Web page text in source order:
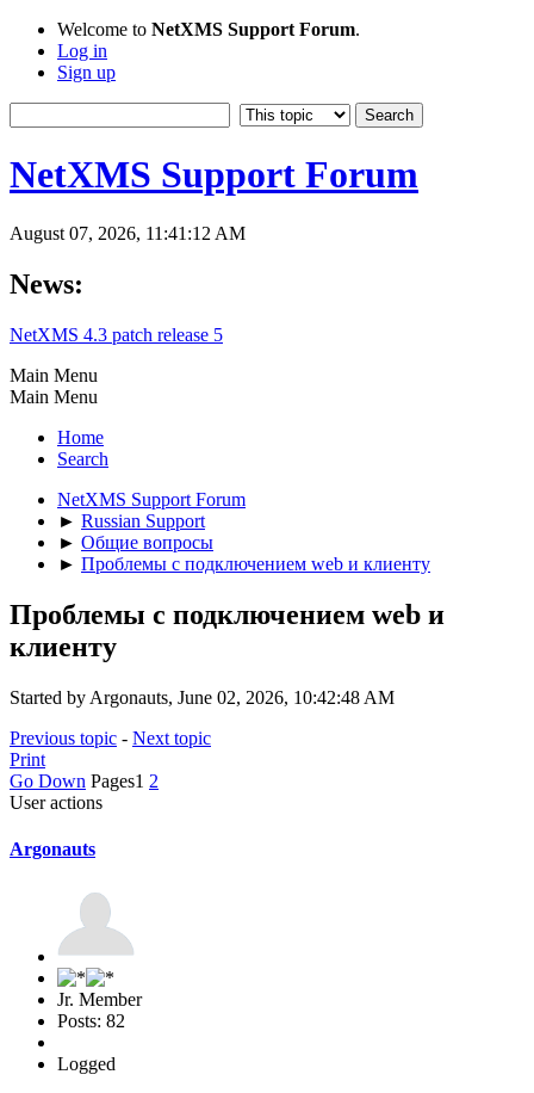
Welcome to NetXMS Support Forum.
Log in
Sign up
NetXMS Support Forum
August 07, 2026, 11:41:12 AM
News:
NetXMS 4.3 patch release 5
Main Menu
Main Menu
Home
Search
NetXMS Support Forum
► Russian Support
► Общие вопросы
► Проблемы с подключением web и клиенту
Проблемы с подключением web и
клиенту
Started by Argonauts, June 02, 2026, 10:42:48 AM
Previous topic - Next topic
Print
Go Down Pages1 2
User actions
Argonauts
Jr. Member
Posts: 82
Logged